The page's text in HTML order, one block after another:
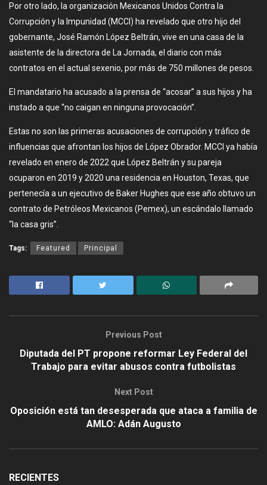
Por otro lado, la organización Mexicanos Unidos Contra la
Corrupción y la Impunidad (MCCI) ha revelado que otro hijo del
gobernante, José Ramón López Beltrán, vive en una casa de la
asistente de la directora de La Jornada, el diario con más
contratos en el actual sexenio, por más de 750 millones de pesos.
El mandatario ha acusado a la prensa de “acosar” a sus hijos y ha
instado a que “no caigan en ninguna provocación”.
Estas no son las primeras acusaciones de corrupción y tráfico de
influencias que afrontan los hijos de López Obrador. MCCI ya había
revelado en enero de 2022 que López Beltrán y su pareja
ocuparon en 2019 y 2020 una residencia en Houston, Texas, que
pertenecía a un ejecutivo de Baker Hughes que ese año obtuvo un
contrato de Petróleos Mexicanos (Pemex), un escándalo llamado
“la casa gris”.
Tags: Featured Principal
Previous Post
Diputada del PT propone reformar Ley Federal del
Trabajo para evitar abusos contra futbolistas
Next Post
Oposición está tan desesperada que ataca a familia de
AMLO: Adán Augusto
RECIENTES